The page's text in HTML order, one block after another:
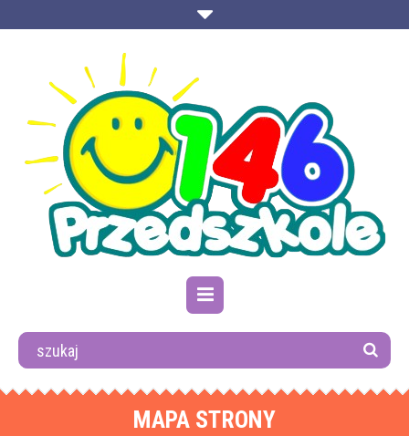
MAPA STRONY